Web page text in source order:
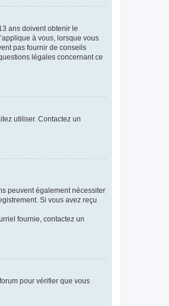
ans doivent obtenir le
à vous, lorsque vous
pas fournir de conseils
légales concernant ce
utiliser. Contactez un
peuvent également nécessiter
Si vous avez reçu
fournie, contactez un
pour vérifier que vous